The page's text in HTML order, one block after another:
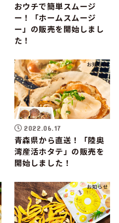
おウチで簡単スムージ
ー！「ホームスムージ
ー」の販売を開始しまし
た！
お知らせ
2022.06.17
青森県から直送！「陸奥
湾産活ホタテ」の販売を
開始しました！
お知らせ